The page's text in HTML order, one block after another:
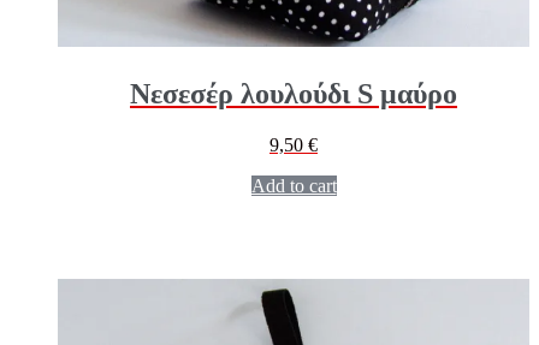
Νεσεσέρ λουλούδι S μαύρο
9,50 €
Add to cart